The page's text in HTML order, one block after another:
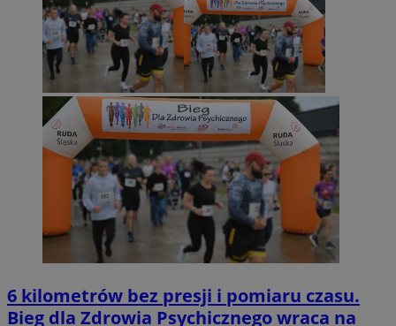
6 kilometrów bez presji i pomiaru czasu.
Bieg dla Zdrowia Psychicznego wraca na